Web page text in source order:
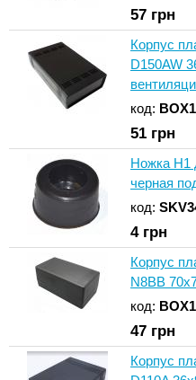
57 грн
Корпус
D150AW
код:
51 грн
Ножка H1
черная
код:
4грн
Корпус
N8BB
код:
47 грн
Корпус